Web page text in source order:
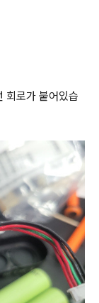
회로가 붙어있습